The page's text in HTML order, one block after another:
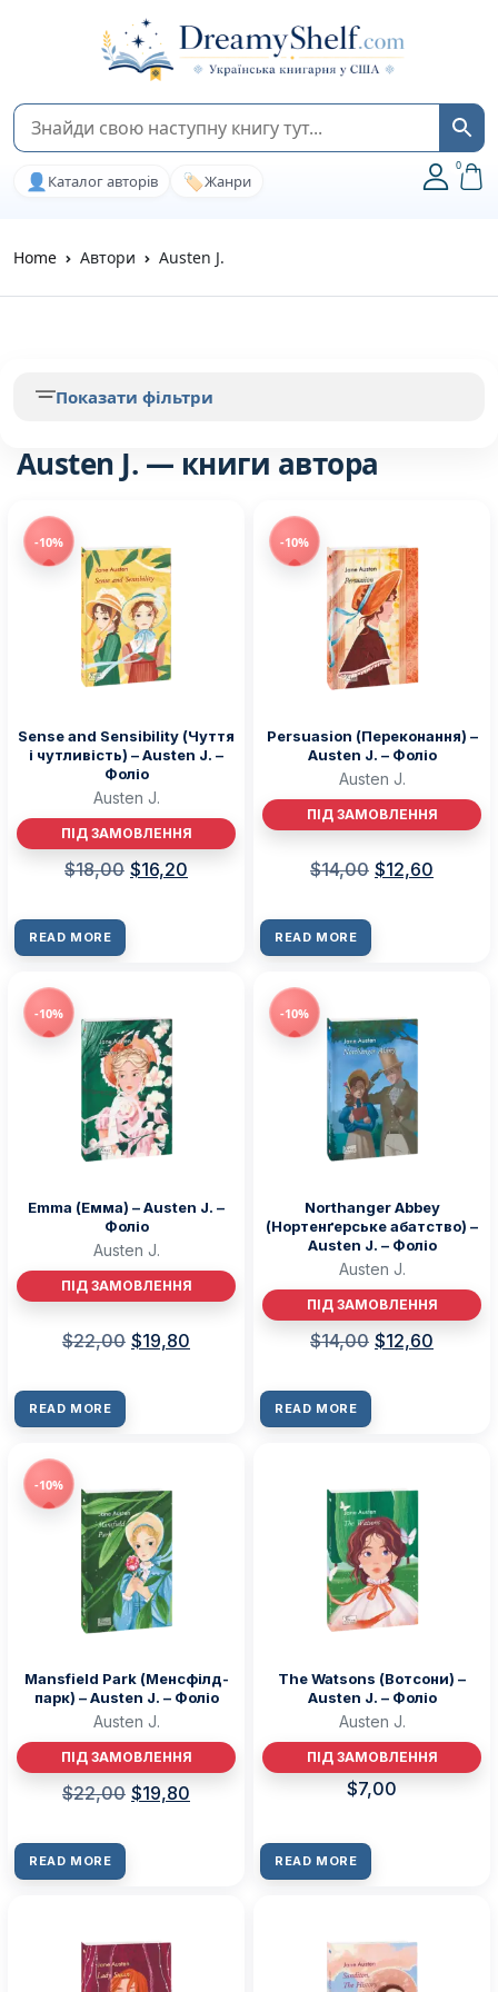
👤 Каталог авторів 🏷️Жанри
0
Home Автори Austen J.
Austen J. — книги автора
-10%
Sense and Sensibility (Чуття
і чутливість) – Austen J. –
Фоліо
Austen J.
ПІД ЗАМОВЛЕННЯ
$18,00 $16,20
READ MORE
-10%
Persuasion (Переконання) –
Austen J. – Фоліо
Austen J.
ПІД ЗАМОВЛЕННЯ
$14,00 $12,60
READ MORE
-10%
Emma (Емма) – Austen J. –
Фоліо
Austen J.
ПІД ЗАМОВЛЕННЯ
$22,00 $19,80
READ MORE
-10%
Northanger Abbey
(Нортенґерське абатство) –
Austen J. – Фоліо
Austen J.
ПІД ЗАМОВЛЕННЯ
$14,00 $12,60
READ MORE
-10%
Mansfield Park (Менсфілд-
парк) – Austen J. – Фоліо
Austen J.
ПІД ЗАМОВЛЕННЯ
$22,00 $19,80
READ MORE
The Watsons (Вотсони) –
Austen J. – Фоліо
Austen J.
ПІД ЗАМОВЛЕННЯ
$7,00
READ MORE
Показати фільтри